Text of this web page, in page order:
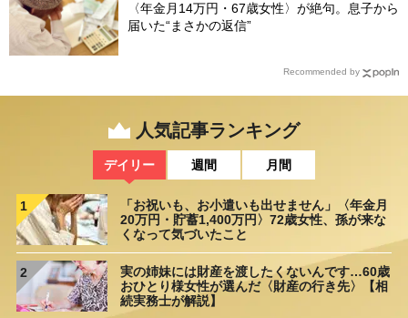
〈年金月14万円・67歳女性〉が絶句。息子から
届いた“まさかの返信”
Recommended by
人気記事ランキング
デイリー 週間 月間
1
「お祝いも、お小遣いも出せません」〈年金月
20万円・貯蓄1,400万円〉72歳女性、孫が来な
くなって気づいたこと
2
実の姉妹には財産を渡したくないんです…60歳
おひとり様女性が選んだ〈財産の行き先〉【相
続実務士が解説】